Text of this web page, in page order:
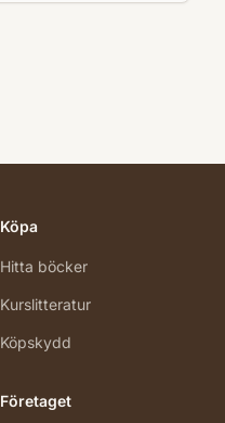
Köpa
Hitta böcker
Kurslitteratur
Köpskydd
Företaget